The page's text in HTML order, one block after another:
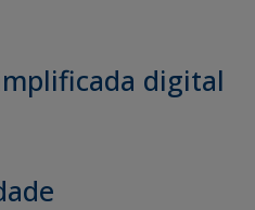
digital